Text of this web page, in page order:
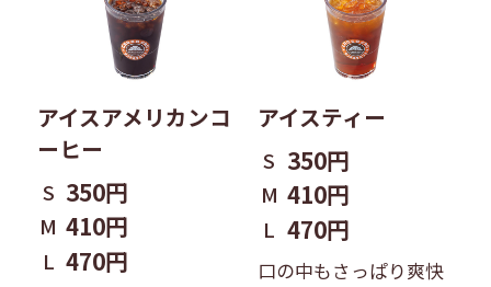
アイスアメリカンコ
ーヒー
S 350円
M 410円
L 470円
アイスティー
S 350円
M 410円
L 470円
口の中もさっぱり爽快